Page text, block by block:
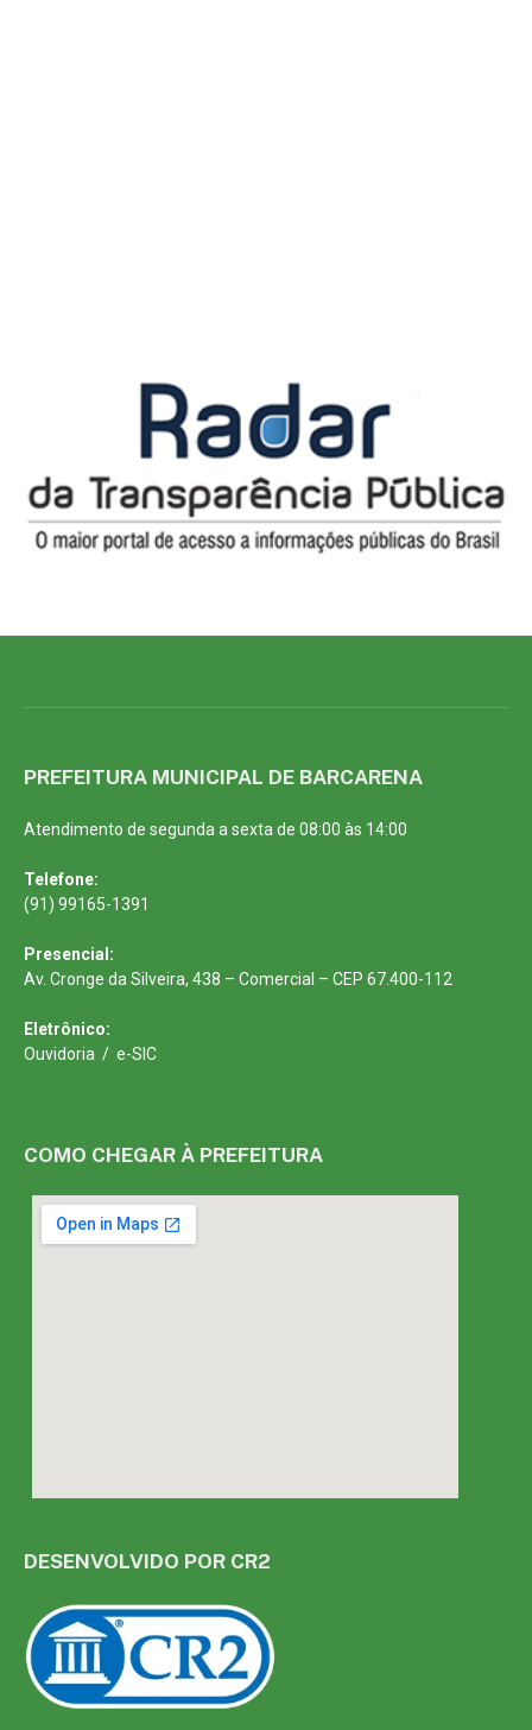
PREFEITURA MUNICIPAL DE BARCARENA
Atendimento de segunda a sexta de 08:00 às 14:00
Telefone:
(91) 99165-1391
Presencial:
Av. Cronge da Silveira, 438 – Comercial – CEP 67.400-112
Eletrônico:
Ouvidoria / e-SIC
COMO CHEGAR À PREFEITURA
DESENVOLVIDO POR CR2